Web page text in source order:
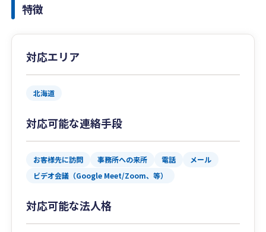
特徴
対応エリア
北海道
対応可能な連絡手段
お客様先に訪問 事務所への来所 電話
メール
ビデオ会議（Google Meet/Zoom、等）
対応可能な法人格